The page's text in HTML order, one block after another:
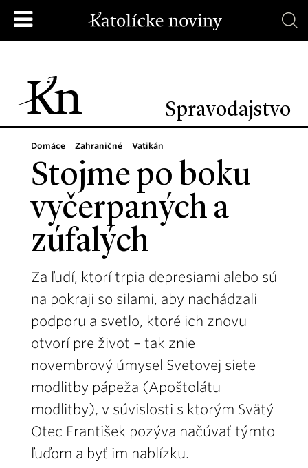
Spravodajstvo
Domáce Zahraničné Vatikán
Stojme po boku
vyčerpaných a
zúfalých
Za ľudí, ktorí trpia depresiami alebo sú
na pokraji so silami, aby nachádzali
podporu a svetlo, ktoré ich znovu
otvorí pre život – tak znie
novembrový úmysel Svetovej siete
modlitby pápeža (Apoštolátu
modlitby), v súvislosti s ktorým Svätý
Otec František pozýva načúvať týmto
ľuďom a byť im nablízku.